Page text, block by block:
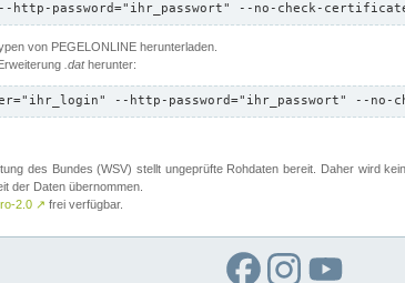
password="ihr_passwort" --no-check-
von PEGELONLINE herunterladen.
.datherunter:
--http-password="ihr_passwort" --
des Bundes (WSV) stellt ungeprüfte Rohdaten bereit. Daher wird
der Daten übernommen.
2.0 ↗ frei verfügbar.